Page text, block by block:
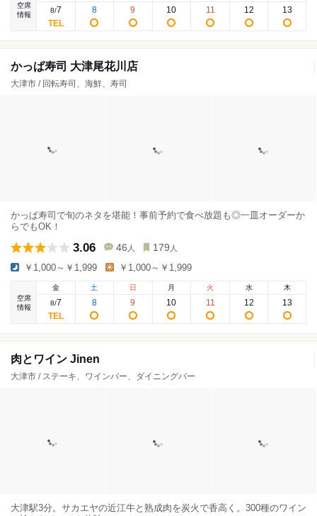
空席
情報
8/7 8 9 10 11 12 13
かっぱ寿司 大津尾花川店
大津市 / 回転寿司、海鮮、寿司
かっぱ寿司で旬のネタを堪能！事前予約で食べ放題も◎一皿オーダーか
らでもOK！
3.06 46 人 179 人
￥1,000～￥1,999 ￥1,000～￥1,999
空席
情報
金
8/7
土
8
日
9
月
10
火
11
水
12
木
13
肉とワイン Jinen
大津市 / ステーキ、ワインバー、ダイニングバー
大津駅3分。サカエヤの近江牛と熟成肉を炭火で香高く。300種のワイン